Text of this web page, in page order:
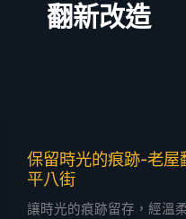
翻新改造
保留時光的痕跡-老屋
平八街
讓時光的痕跡留存，經溫